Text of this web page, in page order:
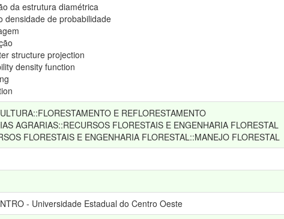
da estrutura diamétrica
densidade de probabilidade
structure projection
density function
E REFLORESTAMENTO
AGRARIAS::RECURSOS FLORESTAIS E ENGENHARIA FLORESTAL
FLORESTAIS E ENGENHARIA FLORESTAL::MANEJO FLORESTAL
- Universidade Estadual do Centro Oeste